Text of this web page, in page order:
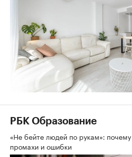
РБК Образование
«Не бейте людей по рукам»:
промахи и ошибки